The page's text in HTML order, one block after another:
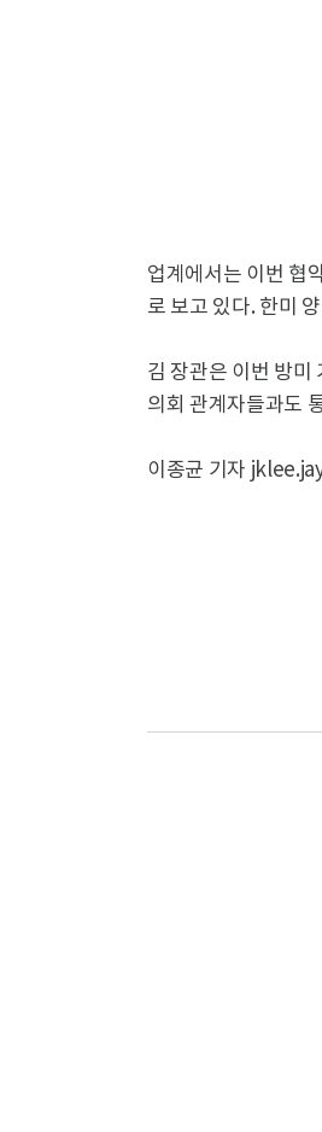
업계에서는 이번 협
로 보고 있다. 한미
김 장관은 이번 방미
의회 관계자들과도
이종균 기자